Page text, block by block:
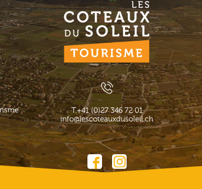
T.+41 (0)27 346 72 01
info@lescoteauxdusoleil.ch